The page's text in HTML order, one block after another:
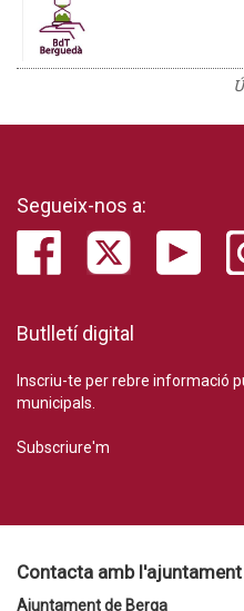
Segueix-nos a:
Butlletí digital
Inscriu-te per rebre informació
municipals.
Subscriure'm
Contacta amb l'ajuntament
Ajuntament de Berga